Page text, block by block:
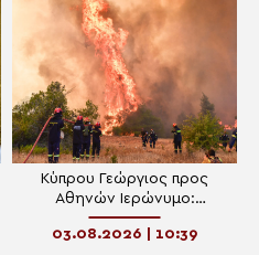
Κύπρου Γεώργιος προς
Αθηνών Ιερώνυμο:
Προσευχόμαστε σύντομα η
Ελλάδα να ξεπεράσει τη
03.08.2026 | 10:39